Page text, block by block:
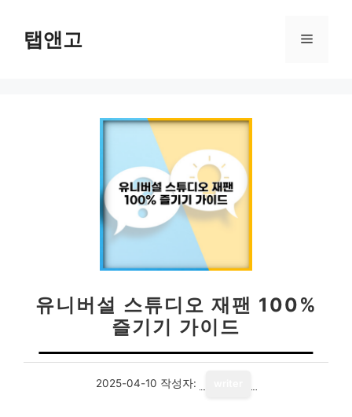
탭앤고 메
유니버설 스튜디오 재팬 100%
즐기기 가이드
2025-04-10 작성자: